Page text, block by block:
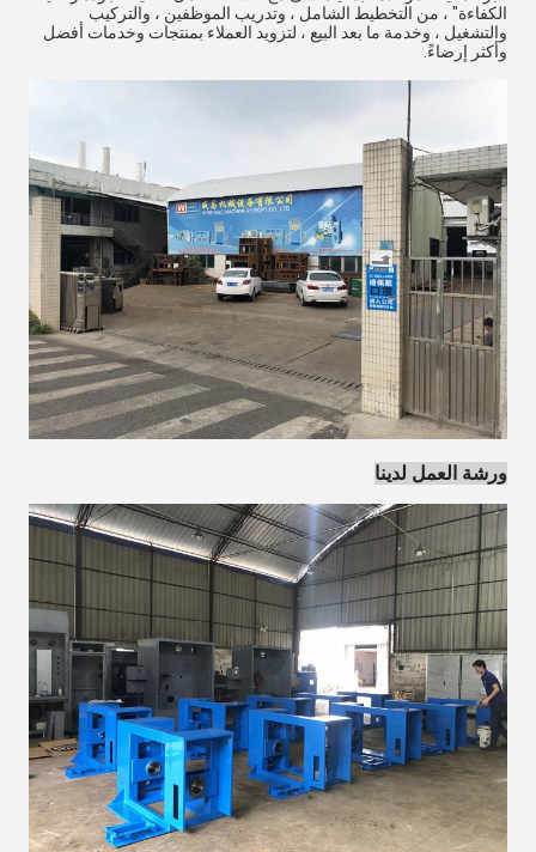
الكفاءة" ، من التخطيط الشامل ، وتدريب الموظفين ، والتركيب
والتشغيل ، وخدمة ما بعد البيع ، لتزويد العملاء بمنتجات وخدمات أفضل
وأكثر إرضاءً.
ورشة العمل لدينا